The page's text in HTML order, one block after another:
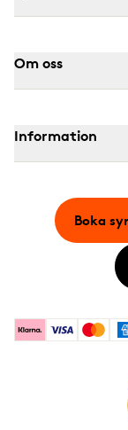
Om oss
Information
KlarnaVisa
Boka